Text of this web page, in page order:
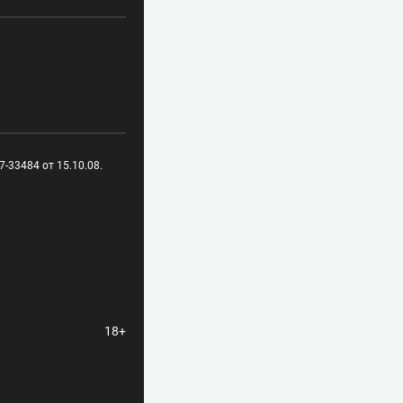
33484 от 15.10.08.
18+